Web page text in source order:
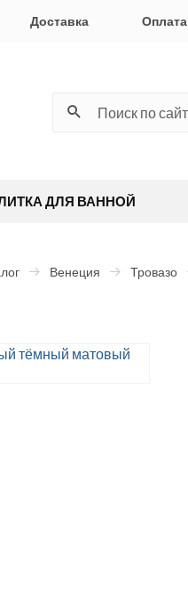
Доставка Оплата
ДЛЯ ВАННОЙ
Венеция Тровазо